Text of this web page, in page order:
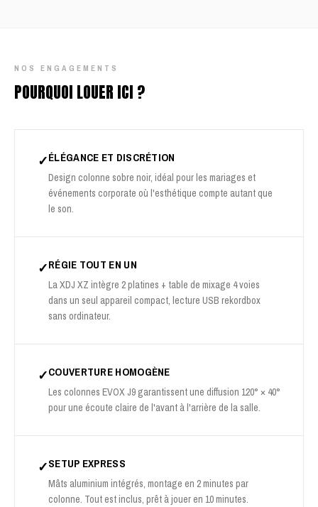
NOS ENGAGEMENTS
POURQUOI LOUER ICI ?
✓ÉLÉGANCE ET DISCRÉTION
Design colonne sobre noir, idéal pour les mariages et
événements corporate où l'esthétique compte autant que
le son.
✓RÉGIE TOUT EN UN
La XDJ XZ intègre 2 platines + table de mixage 4 voies
dans un seul appareil compact, lecture USB rekordbox
sans ordinateur.
✓COUVERTURE HOMOGÈNE
Les colonnes EVOX J9 garantissent une diffusion 120° × 40°
pour une écoute claire de l'avant à l'arrière de la salle.
✓SETUP EXPRESS
Mâts aluminium intégrés, montage en 2 minutes par
colonne. Tout est inclus, prêt à jouer en 10 minutes.